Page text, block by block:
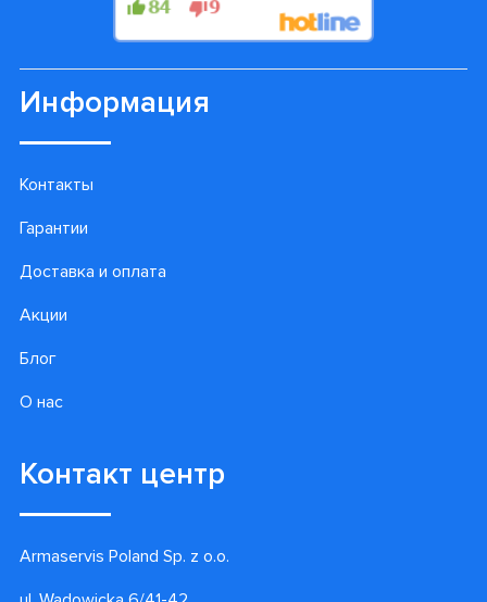
Информация
Контакты
Гарантии
Доставка и оплата
Акции
Блог
О нас
Контакт центр
Armaservis Poland Sp. z o.o.